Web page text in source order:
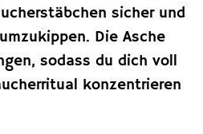
sicher und
Die Asche
sodass du dich voll
konzentrieren